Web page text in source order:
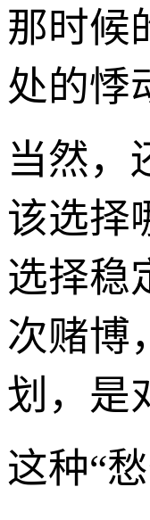
那时候
处的悸
当然，
该选择
选择稳
次赌博
划，是
这种“